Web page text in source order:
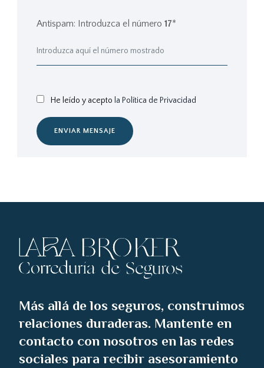
Antispam: Introduzca el número 17*
He leído y acepto la Política de Privacidad
ENVIAR MENSAJE
Más allá de los seguros, construimos
relaciones duraderas. Mantente en
contacto con nosotros en las redes
sociales para recibir asesoramiento